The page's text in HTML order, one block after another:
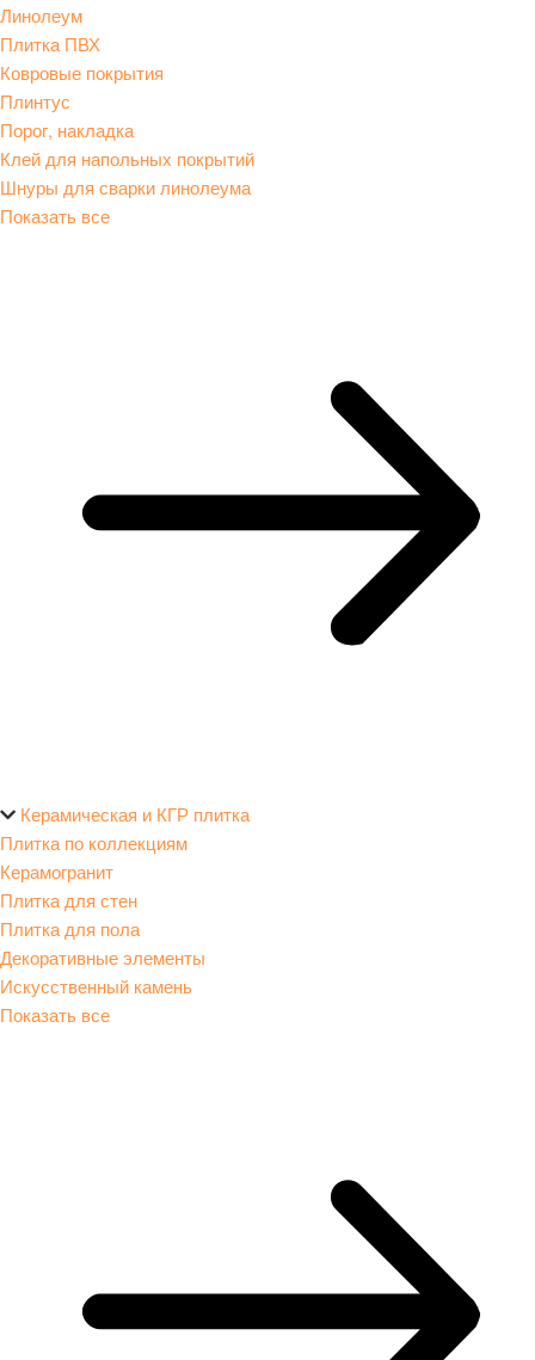
Линолеум
Плитка ПВХ
Ковровые покрытия
Плинтус
Порог, накладка
Клей для напольных покрытий
Шнуры для сварки линолеума
Показать все
Керамическая и КГР плитка
Плитка по коллекциям
Керамогранит
Плитка для стен
Плитка для пола
Декоративные элементы
Искусственный камень
Показать все